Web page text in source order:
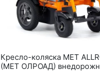
Кресло-коляска MET
(МЕТ ОЛРОАД)